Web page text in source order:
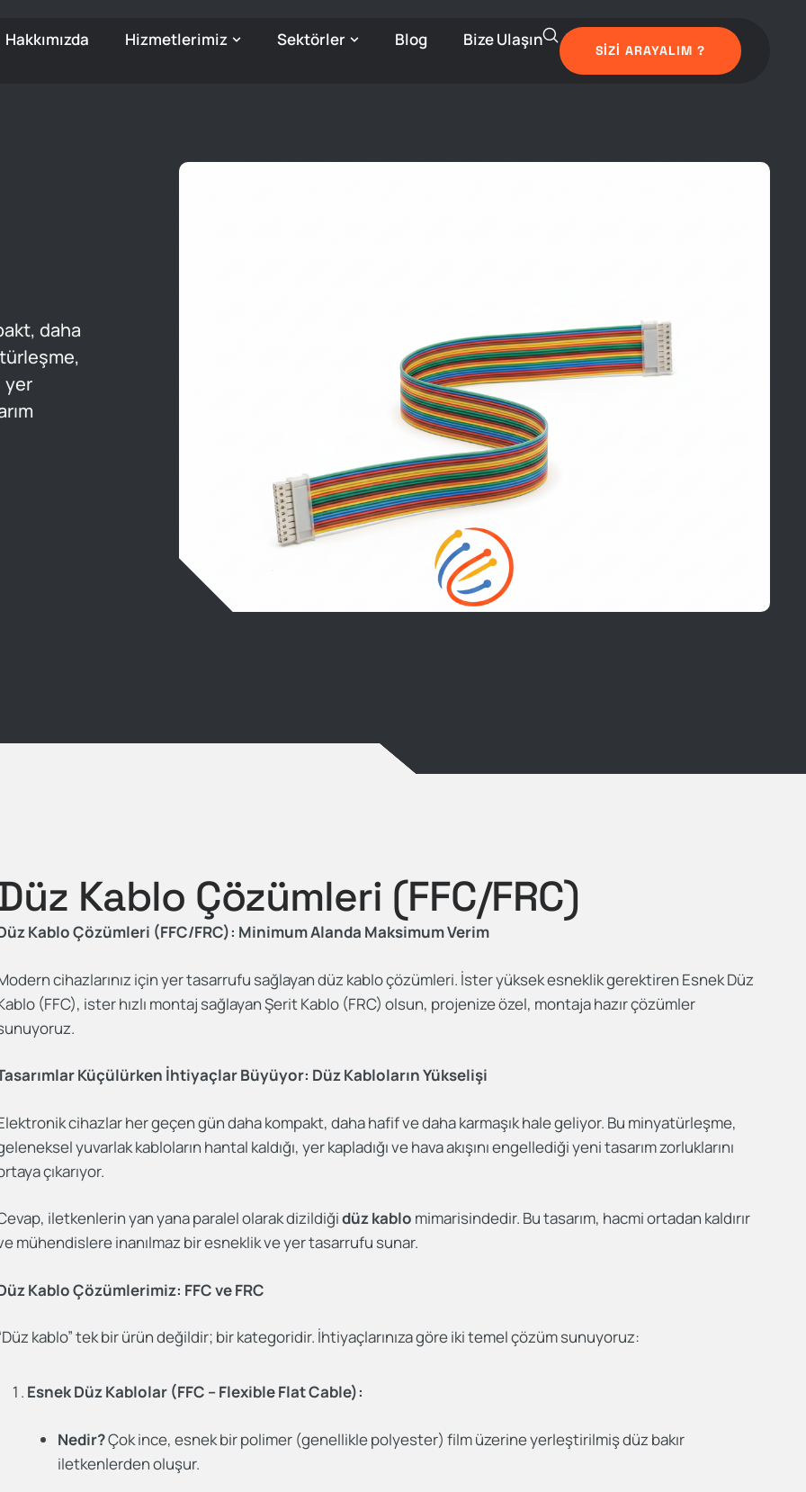
Hakkımızda Hizmetlerimiz Sektörler Blog Bize Ulaşın
SIZI ARAYALIM ?
daha
yer
Kablo Çözümleri (FFC/FRC)
Kablo Çözümleri (FFC/FRC): Minimum Alanda Maksimum Verim
cihazlarınız için yer tasarrufu sağlayan düz kablo çözümleri. İster yüksek esneklik gerektiren Esnek Düz
(FFC), ister hızlı montaj sağlayan Şerit Kablo (FRC) olsun, projenize özel, montaja hazır çözümler
Küçülürken İhtiyaçlar Büyüyor: Düz Kabloların Yükselişi
cihazlar her geçen gün daha kompakt, daha hafif ve daha karmaşık hale geliyor. Bu minyatürleşme,
yuvarlak kabloların hantal kaldığı, yer kapladığı ve hava akışını engellediği yeni tasarım zorluklarını
çıkarıyor.
iletkenlerin yan yana paralel olarak dizildiğidüz kablo mimarisindedir. Bu tasarım, hacmi ortadan kaldırır
mühendislere inanılmaz bir esneklik ve yer tasarrufu sunar.
Kablo Çözümlerimiz: FFC ve FRC
kablo” tek bir ürün değildir; bir kategoridir. İhtiyaçlarınıza göre iki temel çözüm sunuyoruz:
Esnek Düz Kablolar (FFC – Flexible Flat Cable):
Nedir?Çok ince, esnek bir polimer (genellikle polyester) film üzerine yerleştirilmiş düz bakır
iletkenlerden oluşur.